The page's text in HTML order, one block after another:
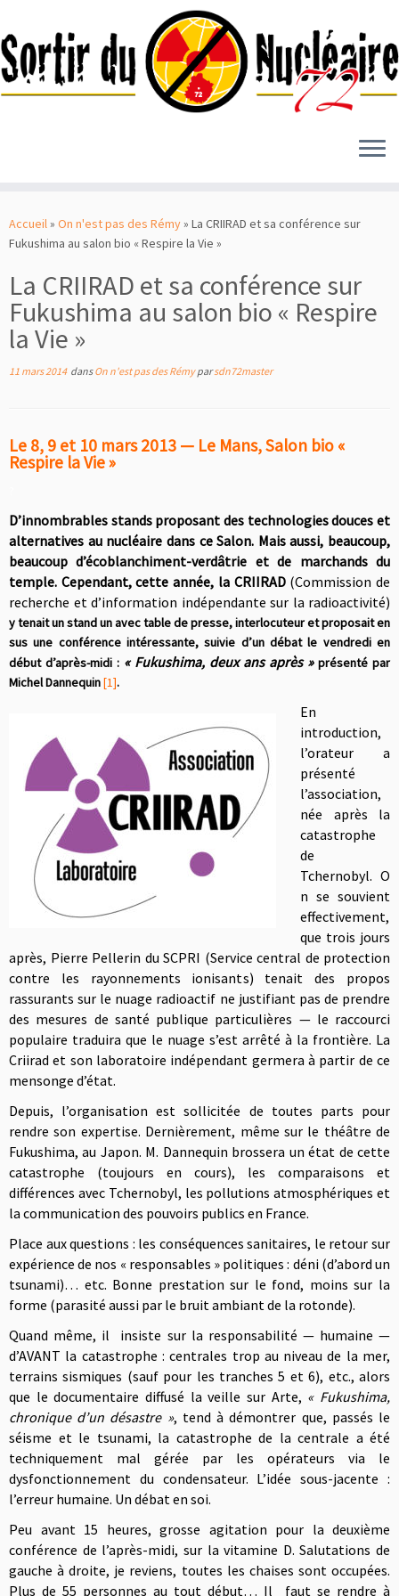
au
contenu
Accueil» On n'est pas des Rémy» La CRIIRAD et sa conférence sur
Fukushima au salon bio « Respire la Vie »
La CRIIRAD et sa conférence sur
Fukushima au salon bio « Respire
la Vie »
11 mars 2014dansOn n'est pas des Rémyparsdn72master
Le 8, 9 et 10 mars 2013 — Le Mans, Salon bio «
Respire la Vie »
D’innombrables stands proposant des technologies douces et
alternatives au nucléaire dans ce Salon. Mais aussi, beaucoup,
beaucoup d’écoblanchiment-verdâtrie et de marchands du
temple. Cependant, cette année, la CRIIRAD (Commission de
recherche et d’information indépendante sur la radioactivité)
y tenait un stand un avec table de presse,interlocuteuret proposait en
sus une conférence intéressante, suivie d’un débat le vendredi en
début d’après-midi : « Fukushima, deux ans après »présenté par
Michel Dannequin[1].
En
introduction,
l’orateur a
présenté
l’association,
née après la
catastrophe
de
Tchernobyl. O
n se souvient
effectivement,
que trois jours
après, Pierre Pellerin du SCPRI (Service central de protection
contre les rayonnements ionisants) tenait des propos
rassurants sur le nuage radioactif ne justifiant pas de prendre
des mesures de santé publique particulières — le raccourci
populaire traduira que le nuage s’est arrêté à la frontière. La
Criirad et son laboratoire indépendant germera à partir de ce
mensonge d’état.
Depuis, l’organisation est sollicitée de toutes parts pour
rendre son expertise. Dernièrement, même sur le théâtre de
Fukushima, au Japon. M. Dannequin brossera un état de cette
catastrophe (toujours en cours), les comparaisons et
différences avec Tchernobyl, les pollutions atmosphériques et
la communication des pouvoirs publics en France.
Place aux questions : les conséquences sanitaires, le retour sur
expérience de nos « responsables » politiques : déni (d’abord un
tsunami)… etc. Bonne prestation sur le fond, moins sur la
forme (parasité aussi par le bruit ambiant de la rotonde).
Quand même, il insiste sur la responsabilité — humaine —
d’AVANT la catastrophe : centrales trop au niveau de la mer,
terrains sismiques (sauf pour les tranches 5 et 6), etc., alors
que le documentaire diffusé la veille sur Arte, « Fukushima,
chronique d’un désastre », tend à démontrer que, passés le
séisme et le tsunami, la catastrophe de la centrale a été
techniquement mal gérée par les opérateurs via le
dysfonctionnement du condensateur. L’idée sous-jacente :
l’erreur humaine. Un débat en soi.
Peu avant 15 heures, grosse agitation pour la deuxième
conférence de l’après-midi, sur la vitamine D. Salutations de
gauche à droite, je reviens, toutes les chaises sont occupées.
Plus de 55 personnes au tout début… Il faut se rendre à